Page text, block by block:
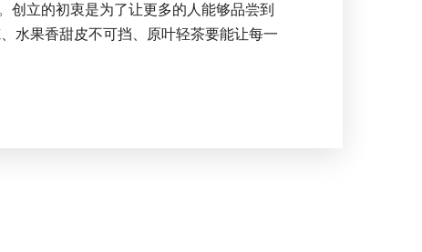
立的初衷是为了让更多的人能够品尝到
水果香甜皮不可挡、原叶轻茶要能让每一